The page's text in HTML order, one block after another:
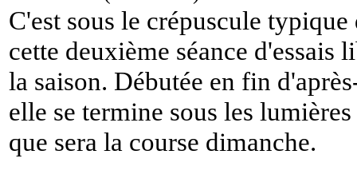
C'est sous le crépuscule
cette deuxième séance d'essais
la saison. Débutée en fin
elle se termine sous les
que sera la course dimanche.